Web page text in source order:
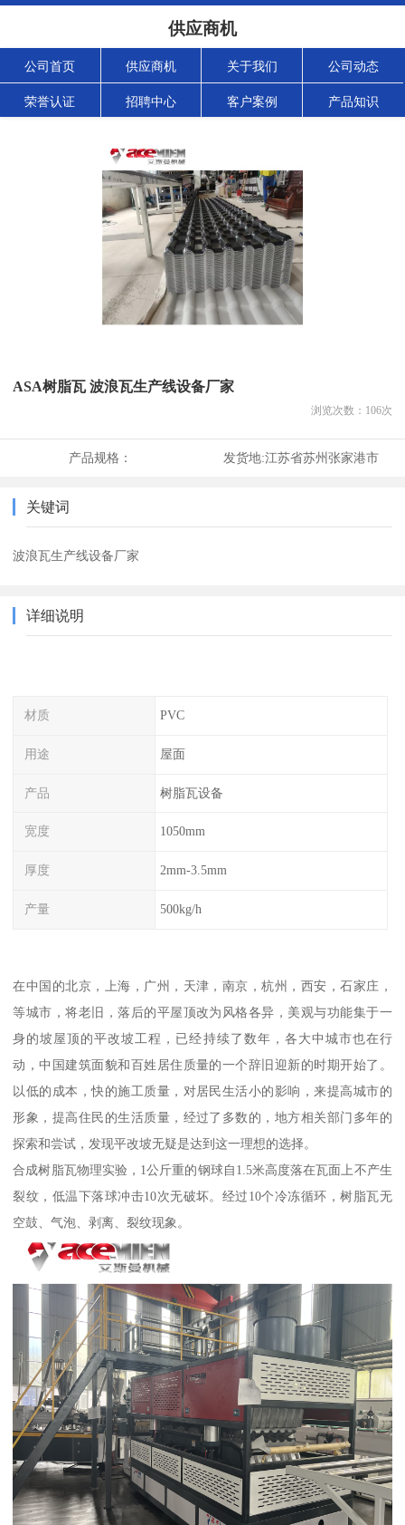
供应商机
公司首页 供应商机 关于我们 公司动态
荣誉认证 招聘中心 客户案例 产品知识
ASA树脂瓦 波浪瓦生产线设备厂家
浏览次数： 106次
产品规格： 发货地:江苏省苏州张家港市
关键词
波浪瓦生产线设备厂家
详细说明
材质 PVC
用途 屋面
产品 树脂瓦设备
宽度 1050mm
厚度 2mm-3.5mm
产量 500kg/h
在中国的北京，上海，广州，天津，南京，杭州，西安，石家庄，
等城市，将老旧，落后的平屋顶改为风格各异，美观与功能集于一
身的坡屋顶的平改坡工程，已经持续了数年，各大中城市也在行
动，中国建筑面貌和百姓居住质量的一个辞旧迎新的时期开始了。
以低的成本，快的施工质量，对居民生活小的影响，来提高城市的
形象，提高住民的生活质量，经过了多数的，地方相关部门多年的
探索和尝试，发现平改坡无疑是达到这一理想的选择。
合成树脂瓦物理实验，1公斤重的钢球自1.5米高度落在瓦面上不产生
裂纹，低温下落球冲击10次无破坏。经过10个冷冻循环，树脂瓦无
空鼓、气泡、剥离、裂纹现象。